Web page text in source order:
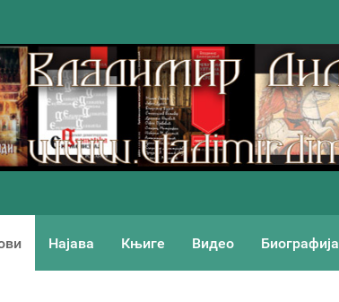
Најава Књиге Видео Биографија